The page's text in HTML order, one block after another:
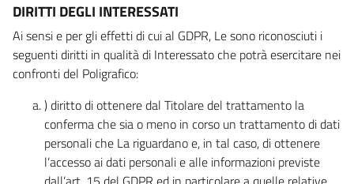
DIRITTI DEGLI INTERESSATI
Ai sensi e per gli effetti di cui al GDPR, Le sono riconosciuti i
seguenti diritti in qualità di Interessato che potrà esercitare nei
confronti del Poligrafico:
) diritto di ottenere dal Titolare del trattamento la
conferma che sia o meno in corso un trattamento di dati
personali che La riguardano e, in tal caso, di ottenere
l’accesso ai dati personali e alle informazioni previste